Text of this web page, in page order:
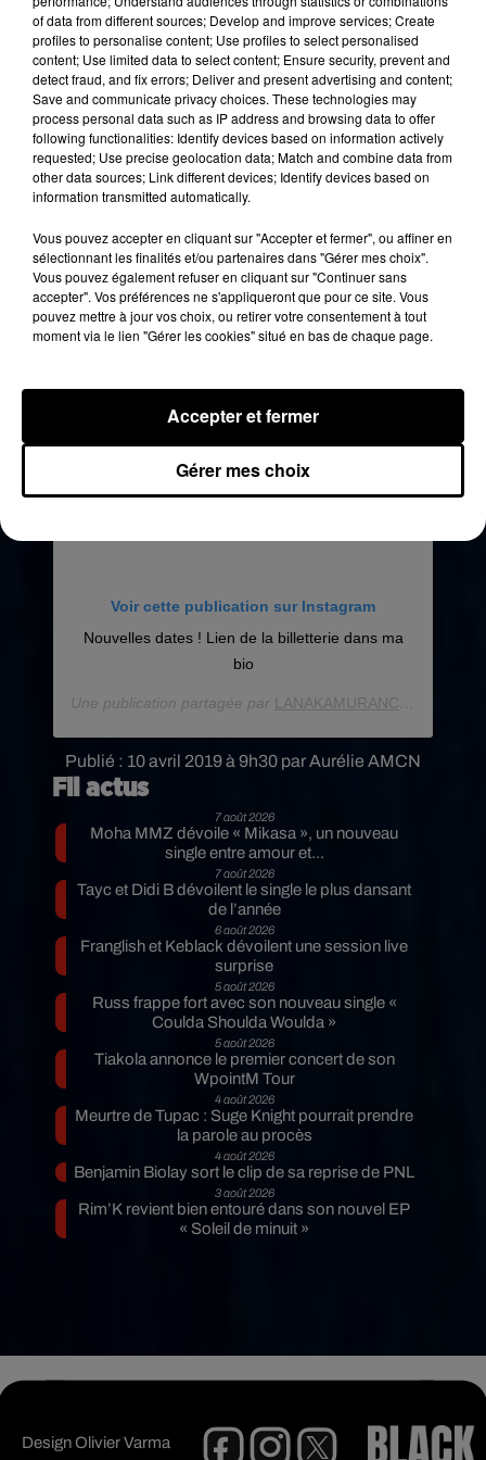
Publié : 10 avril 2019 à 9h30 par Aurélie AMCN
compteurs de vues sur Youtube.
�xÈx" pic.twitter.com/3OUXWEYqRw
— Aya Nakamura (@AyaNakamuraa)8 avril
2019
Après un concert triomphal à L’Olympia (Paris) le
31 mars dernier, Aya
Nakamura
partira
prochainement sur les routes de France avec une
novembre 2019.
Elle sera de passage à Lille,
Bordeaux, Marseille, Lyon ou encore Nantes,
Caen, Amiens et Rennes, et bien sûr, à Paris.
Voir cette publication sur Instagram
Nouvelles dates ! Lien de la billetterie dans ma
bio
Une publication partagée par LANAKAMURANCE
Fil actus
7 août 2026
Moha MMZ dévoile « Mikasa », un nouveau
single entre amour et...
7 août 2026
Tayc et Didi B dévoilent le single le plus dansant
de l’année
6 août 2026
Franglish et Keblack dévoilent une session live
surprise
5 août 2026
Russ frappe fort avec son nouveau single «
Coulda Shoulda Woulda »
5 août 2026
Tiakola annonce le premier concert de son
WpointM Tour
4 août 2026
Meurtre de Tupac : Suge Knight pourrait prendre
la parole au procès
4 août 2026
Benjamin Biolay sort le clip de sa reprise de PNL
3 août 2026
Rim’K revient bien entouré dans son nouvel EP
« Soleil de minuit »
DesignOlivier Varma
of data from different sources; Develop and improve services; Create
profiles to personalise content; Use profiles to select personalised
content; Use limited data to select content; Ensure security, prevent and
detect fraud, and fix errors; Deliver and present advertising and content;
Save and communicate privacy choices. These technologies may
process personal data such as IP address and browsing data to offer
following functionalities: Identify devices based on information actively
requested; Use precise geolocation data; Match and combine data from
other data sources; Link different devices; Identify devices based on
information transmitted automatically.
Vous pouvez accepter en cliquant sur "Accepter et fermer", ou affiner en
sélectionnant les finalités et/ou partenaires dans "Gérer mes choix".
Vous pouvez également refuser en cliquant sur "Continuer sans
accepter". Vos préférences ne s'appliqueront que pour ce site. Vous
pouvez mettre à jour vos choix, ou retirer votre consentement à tout
moment via le lien "Gérer les cookies" situé en bas de chaque page.
Gérer mes choix
Accepter et fermer